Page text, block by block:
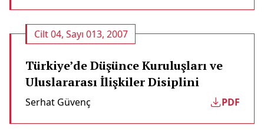
Cilt 04, Sayı 013, 2007
Türkiye’de Düşünce Kuruluşları ve
Uluslararası İlişkiler Disiplini
Serhat Güvenç PDF